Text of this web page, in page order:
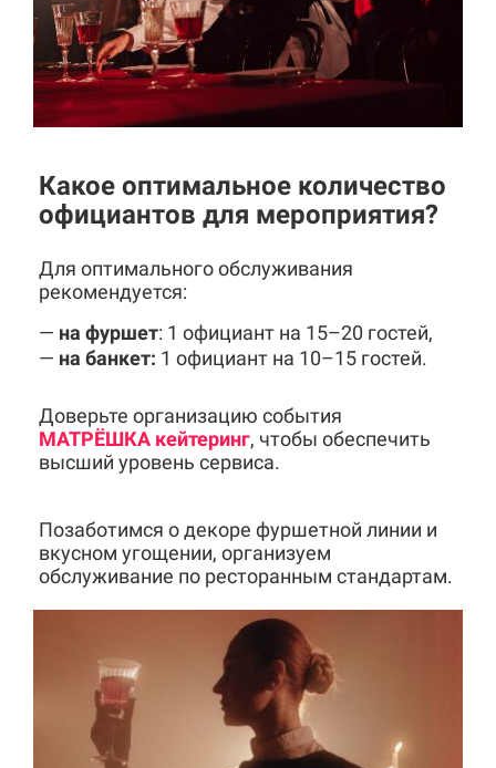
Какое оптимальное количество
официантов для мероприятия?
Для оптимального обслуживания
рекомендуется:
— на фуршет: 1 официант на 15–20 гостей,
— на банкет: 1 официант на 10–15 гостей.
Доверьте организацию события
МАТРËШКА кейтеринг, чтобы обеспечить
высший уровень сервиса.
Позаботимся о декоре фуршетной линии и
вкусном угощении, организуем
обслуживание по ресторанным стандартам.